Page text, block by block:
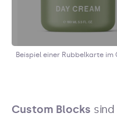
Beispiel einer Rubbelkarte
Custom Blocks